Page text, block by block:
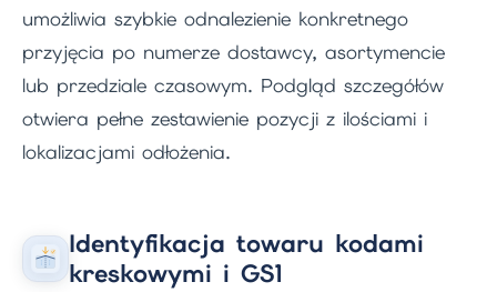
umożliwia szybkie odnalezienie konkretnego
przyjęcia po numerze dostawcy, asortymencie
lub przedziale czasowym. Podgląd szczegółów
otwiera pełne zestawienie pozycji z ilościami i
lokalizacjami odłożenia.
Identyfikacja towaru kodami
kreskowymi i GS1